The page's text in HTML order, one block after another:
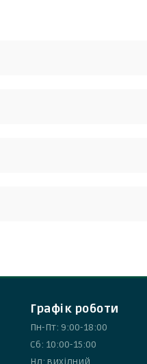
Графік роботи
Пн-Пт: 9:00-18:00
Сб: 10:00-15:00
Нд: вихідний